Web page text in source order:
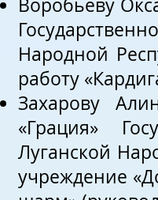
Воробьеву
Народной
работу
Захарову
«Грация»
Луганской
учреждение